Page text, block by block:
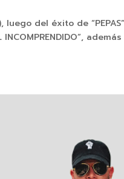
luego del éxito de